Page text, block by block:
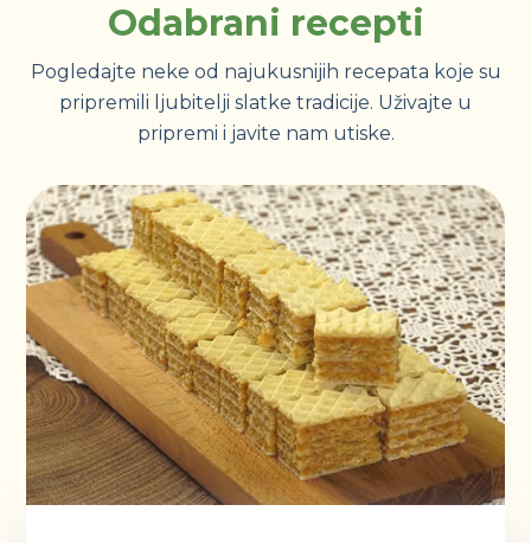
Odabrani recepti
Pogledajte neke od najukusnijih recepata koje su
pripremili ljubitelji slatke tradicije. Uživajte u
pripremi i javite nam utiske.